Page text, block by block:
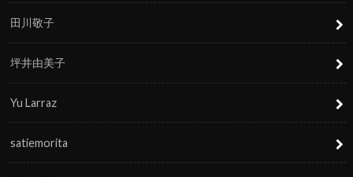
田川敬子
坪井由美子
Yu Larraz
satiemorita